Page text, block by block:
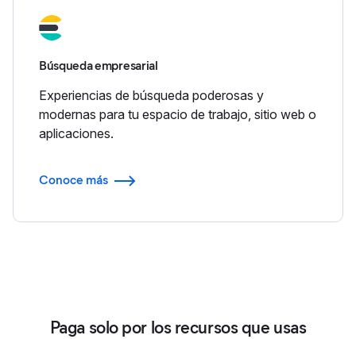
Búsqueda empresarial
Experiencias de búsqueda poderosas y
modernas para tu espacio de trabajo, sitio web o
aplicaciones.
Conoce más
Paga solo por los recursos que usas